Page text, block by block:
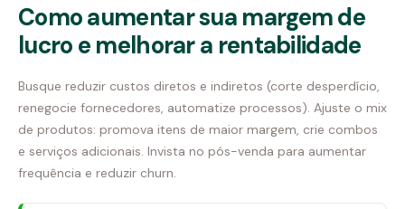
Como aumentar sua margem de
lucro e melhorar a rentabilidade
Busque reduzir custos diretos e indiretos (corte desperdício,
renegocie fornecedores, automatize processos). Ajuste o mix
de produtos: promova itens de maior margem, crie combos
e serviços adicionais. Invista no pós-venda para aumentar
frequência e reduzir churn.